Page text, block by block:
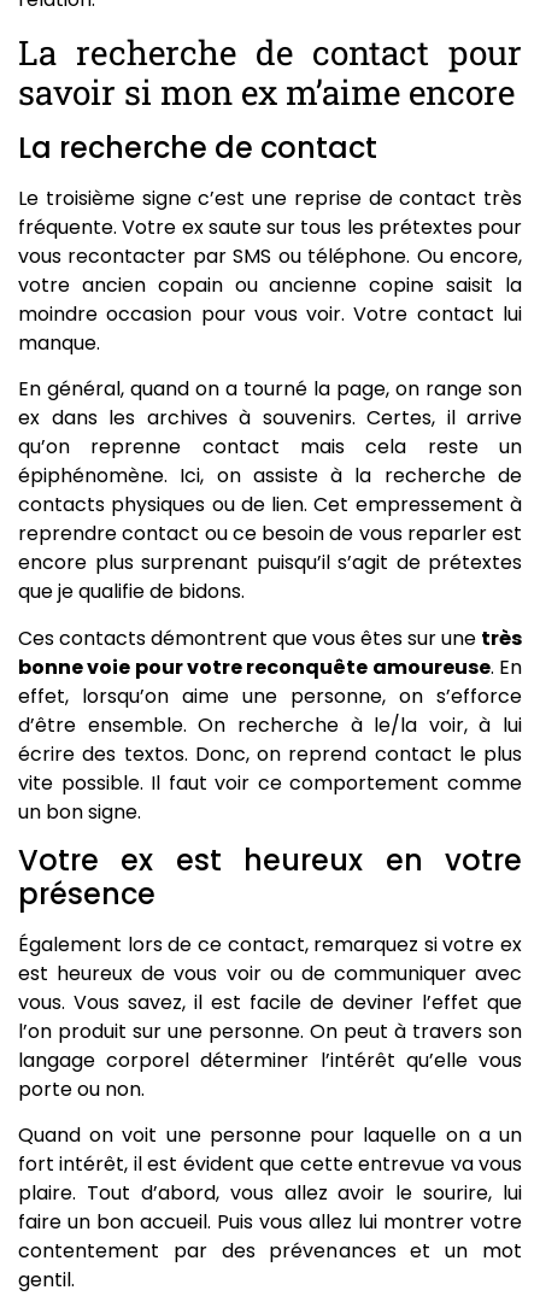
La recherche de contact pour
savoir si mon ex m’aime encore
La recherche de contact
Le troisième signe c’est une reprise de contact très
fréquente. Votre ex saute sur tous les prétextes pour
vous recontacter par SMS ou téléphone. Ou encore,
votre ancien copain ou ancienne copine saisit la
moindre occasion pour vous voir. Votre contact lui
manque.
En général, quand on a tourné la page, on range son
ex dans les archives à souvenirs. Certes, il arrive
qu’on reprenne contact mais cela reste un
épiphénomène. Ici, on assiste à la recherche de
contacts physiques ou de lien. Cet empressement à
reprendre contact ou ce besoin de vous reparler est
encore plus surprenant puisqu’il s’agit de prétextes
que je qualifie de bidons.
Ces contacts démontrent que vous êtes sur une très
bonne voie pour votre reconquête amoureuse. En
effet, lorsqu’on aime une personne, on s’efforce
d’être ensemble. On recherche à le/la voir, à lui
écrire des textos. Donc, on reprend contact le plus
vite possible. Il faut voir ce comportement comme
un bon signe.
Votre ex est heureux en votre
présence
Également lors de ce contact, remarquez si votre ex
est heureux de vous voir ou de communiquer avec
vous. Vous savez, il est facile de deviner l’effet que
l’on produit sur une personne. On peut à travers son
langage corporel déterminer l’intérêt qu’elle vous
porte ou non.
Quand on voit une personne pour laquelle on a un
fort intérêt, il est évident que cette entrevue va vous
plaire. Tout d’abord, vous allez avoir le sourire, lui
faire un bon accueil. Puis vous allez lui montrer votre
contentement par des prévenances et un mot
gentil.